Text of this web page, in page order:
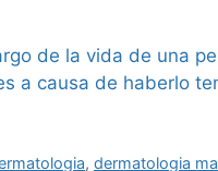
de la vida de una
a causa de haberlo
,dermatologia